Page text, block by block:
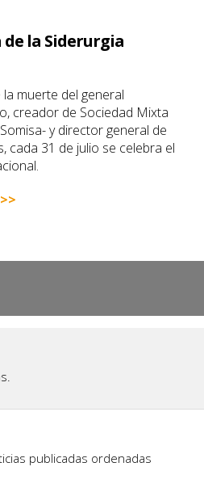
de la Siderurgia
muerte del general
creador de Sociedad Mixta
y director general de
cada 31 de julio se celebra el
publicadas ordenadas